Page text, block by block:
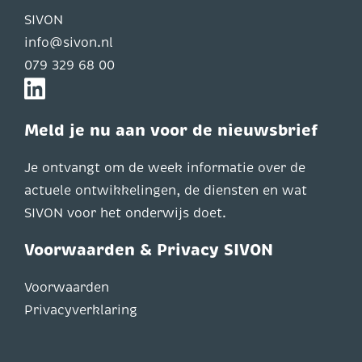
SIVON
info@sivon.nl
079 329 68 00
Meld je nu aan voor de nieuwsbrief
Je ontvangt om de week informatie over de
actuele ontwikkelingen, de diensten en wat
SIVON voor het onderwijs doet.
Voorwaarden & Privacy SIVON
Voorwaarden
Privacyverklaring